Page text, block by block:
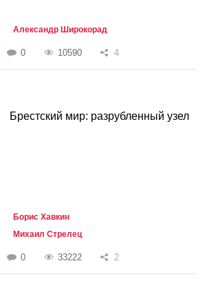
Александр Широкорад
0 10590 4
Брестский мир: разрубленный узел
Борис Хавкин
Михаил Стрелец
0 33222 2